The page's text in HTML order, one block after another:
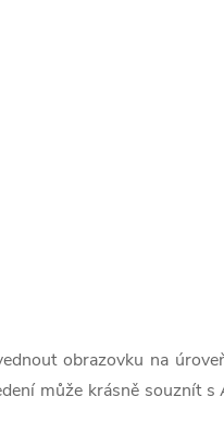
obrazovku na
může krásně souznít s